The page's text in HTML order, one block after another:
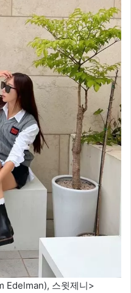
Edelman), 스윗제니>